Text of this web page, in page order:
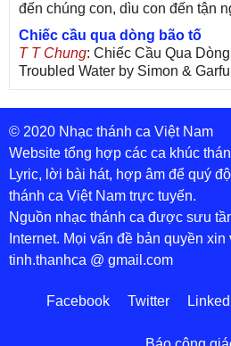
đến chúng con, dìu con đến tận
Chiếc cầu qua dòng bão tố
T T Chung: Chiếc Cầu Qua
Troubled Water by Simon &
26, 1970) Lời Việt: Nhạc Sĩ Vũ
Chung Tử Lưu
De Colores! (Lời Việt)
Son Vu: Bài hát có lời
© 2020 Nhạc thánh ca Việt Nam
Website tổng hợp các ca khúc
Lyric, lời bài hát, hợp âm để quý
thánh ca Việt Nam trực tuyến.
Nguồn nhạc thánh ca được sưu
Internet. Mọi vấn đề bản quyền
tinh.thanhca @ gmail.com
Facebook Twitter